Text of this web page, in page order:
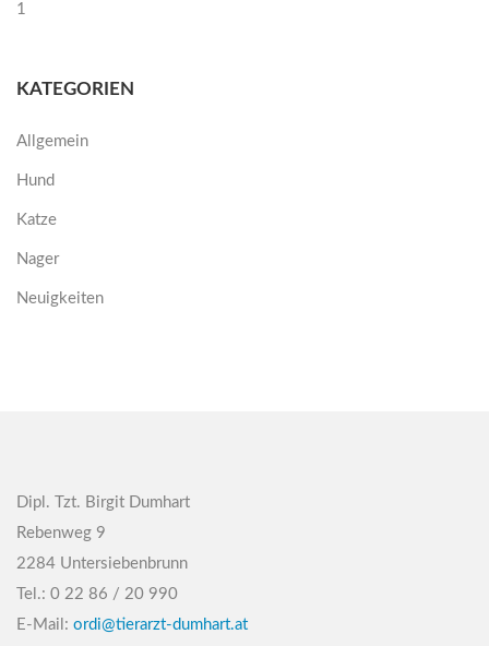
1
KATEGORIEN
Allgemein
Hund
Katze
Nager
Neuigkeiten
Dipl. Tzt. Birgit Dumhart
Rebenweg 9
2284 Untersiebenbrunn
Tel.: 0 22 86 / 20 990
E-Mail: ordi@tierarzt-dumhart.at